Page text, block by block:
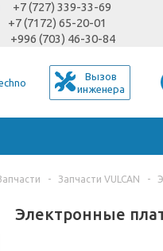
+7 (727) 339-33-69
+7 (7172) 65-20-01
+996 (703) 46-30-84
Вызов
инженера
- Запчасти VULCAN -
Электронные